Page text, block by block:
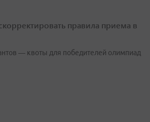
правила приема в
— квоты для победителей олимпиад